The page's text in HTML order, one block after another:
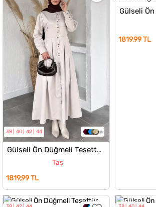
38 40 42 44
Gülseli Ön Düğmeli Tesettür Elbise
Taş
1819,99 TL
1819,99 TL